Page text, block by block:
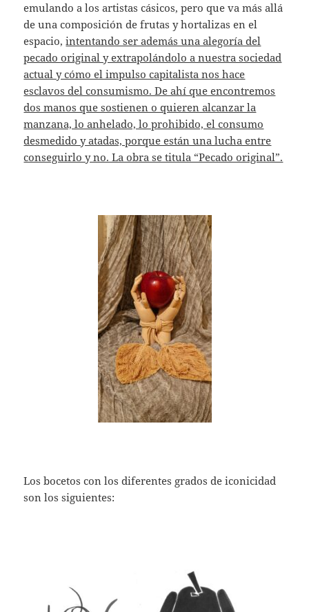
emulando a los artistas cásicos, pero que va más allá
de una composición de frutas y hortalizas en el
espacio,intentando ser además una alegoría del
pecado original y extrapolándolo a nuestra sociedad
actual y cómo el impulso capitalista nos hace
esclavos del consumismo. De ahí que encontremos
dos manos que sostienen o quieren alcanzar la
manzana, lo anhelado, lo prohibido, el consumo
desmedido y atadas, porque están una lucha entre
conseguirlo y no. La obra se titula “Pecado original”.
Los bocetos con los diferentes grados de iconicidad
son los siguientes: